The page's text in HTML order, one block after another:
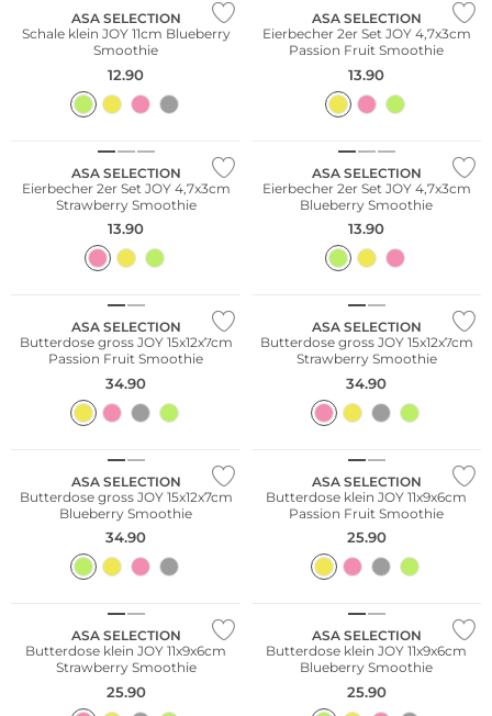
ASA SELECTION
Schale klein JOY 11cm Blueberry
Smoothie
12.90
ASA SELECTION
Eierbecher 2er Set JOY 4,7x3cm
Passion Fruit Smoothie
13.90
ASA SELECTION
Eierbecher 2er Set JOY 4,7x3cm
Strawberry Smoothie
13.90
ASA SELECTION
Eierbecher 2er Set JOY 4,7x3cm
Blueberry Smoothie
13.90
ASA SELECTION
Butterdose gross JOY 15x12x7cm
Passion Fruit Smoothie
34.90
ASA SELECTION
Butterdose gross JOY 15x12x7cm
Strawberry Smoothie
34.90
ASA SELECTION
Butterdose gross JOY 15x12x7cm
Blueberry Smoothie
34.90
ASA SELECTION
Butterdose klein JOY 11x9x6cm
Passion Fruit Smoothie
25.90
ASA SELECTION
Butterdose klein JOY 11x9x6cm
Strawberry Smoothie
25.90
ASA SELECTION
Butterdose klein JOY 11x9x6cm
Blueberry Smoothie
25.90